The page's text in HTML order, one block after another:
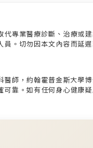
專業醫療診斷、治療或
。切勿因本文內容而延
醫師，約翰霍普金斯大學
靠。如有任何身心健康